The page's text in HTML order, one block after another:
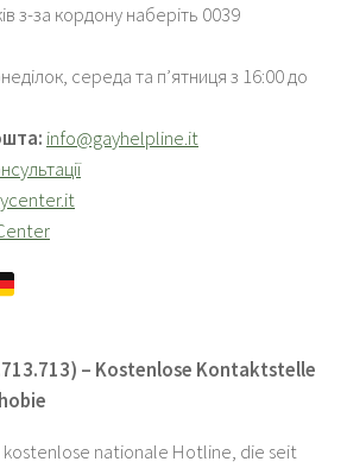
з-за кордону наберіть 0039
середа та п’ятниця з 16:00 до
info@gayhelpline.it
– Kostenlose Kontaktstelle
kostenlose nationale Hotline, die seit